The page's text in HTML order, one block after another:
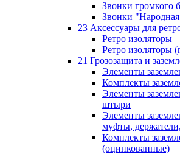
Звонки громкого
Звонки
23 Аксессуары для
Ретро изоляторы
Ретро изоляторы
21 Грозозащита и
Элементы
Комплекты
Элементы
штыри
Элементы
муфты,
Комплекты
(оцинкованные)